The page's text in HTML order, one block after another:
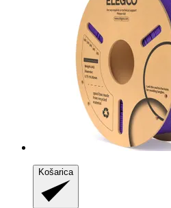
Košarica